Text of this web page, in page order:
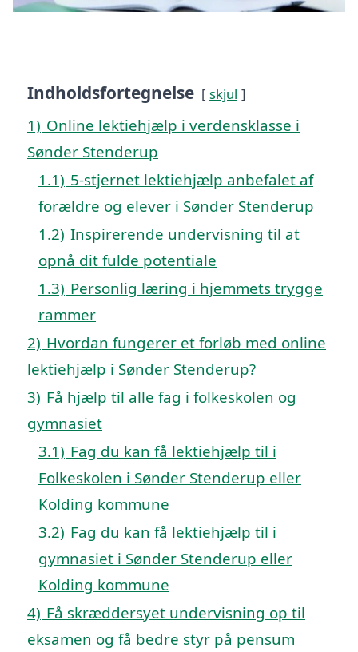
Indholdsfortegnelse skjul
1) Online lektiehjælp i verdensklasse i
Sønder Stenderup
1.1) 5-stjernet lektiehjælp anbefalet af
forældre og elever i Sønder Stenderup
1.2) Inspirerende undervisning til at
opnå dit fulde potentiale
1.3) Personlig læring i hjemmets trygge
rammer
2) Hvordan fungerer et forløb med online
lektiehjælp i Sønder Stenderup?
3) Få hjælp til alle fag i folkeskolen og
gymnasiet
3.1) Fag du kan få lektiehjælp til i
Folkeskolen i Sønder Stenderup eller
Kolding kommune
3.2) Fag du kan få lektiehjælp til i
gymnasiet i Sønder Stenderup eller
Kolding kommune
4) Få skræddersyet undervisning op til
eksamen og få bedre styr på pensum